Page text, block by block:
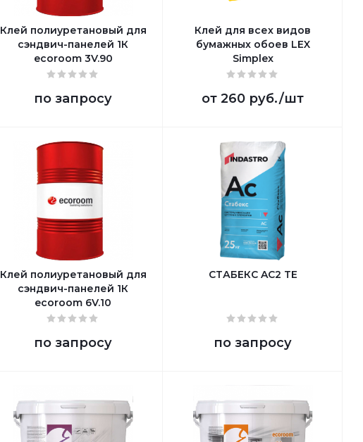
Клей полиуретановый для
сэндвич-панелей 1К
ecoroom 3V.90
по запросу
Клей для всех видов
бумажных обоев LEX
Simplex
от 260 руб./шт
Клей полиуретановый для
сэндвич-панелей 1К
ecoroom 6V.10
по запросу
СТАБЕКС AC2 TE
по запросу